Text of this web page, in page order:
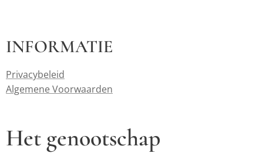
INFORMATIE
Privacybeleid
Algemene Voorwaarden
Het genootschap